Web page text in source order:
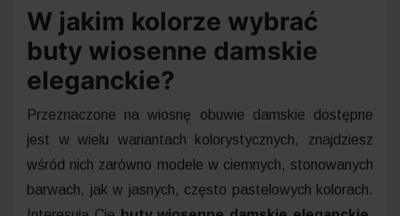
W jakim kolorze wybrać
buty wiosenne damskie
eleganckie?
Przeznaczone na wiosnę obuwie damskie dostępne
jest w wielu wariantach kolorystycznych, znajdziesz
wśród nich zarówno modele w ciemnych, stonowanych
barwach, jak w jasnych, często pastelowych kolorach.